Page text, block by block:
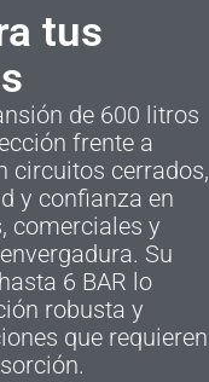
tus
de 600 litros
frente a
circuitos cerrados,
y confianza en
comerciales y
Su
6 BAR lo
robusta y
que requieren